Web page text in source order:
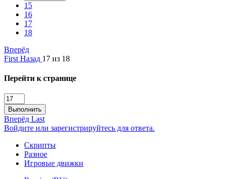
15
16
17
18
Вперёд
First Назад 17 из 18
Перейти к странице
Выполнить
Вперёд Last
Войдите или зарегистрируйтесь для ответа.
Скрипты
Разное
Игровые движки